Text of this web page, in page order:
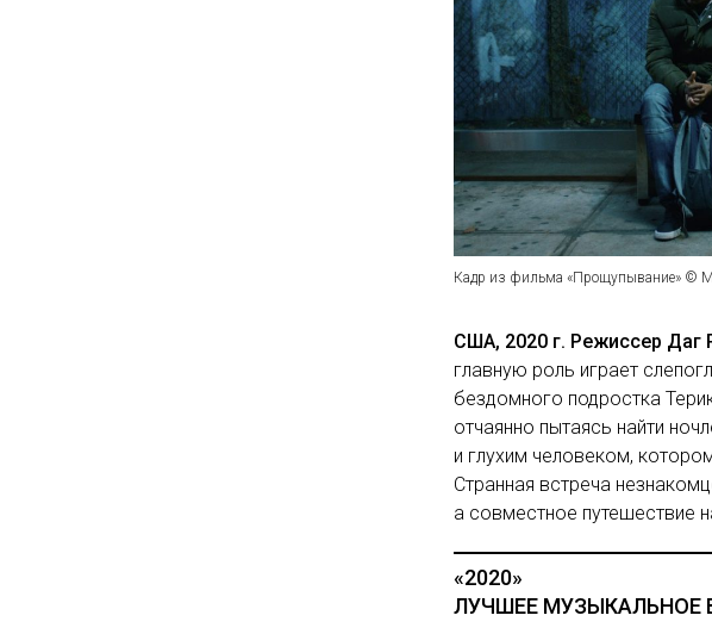
Кадр из фильма «Прощупывание» ©
США, 2020 г. Режиссер Даг
главную роль играет
бездомного подростка
отчаянно пытаясь найти
и глухим человеком,
Странная встреча
а совместное путешествие
«2020»
ЛУЧШЕЕ МУЗЫКАЛЬНОЕ